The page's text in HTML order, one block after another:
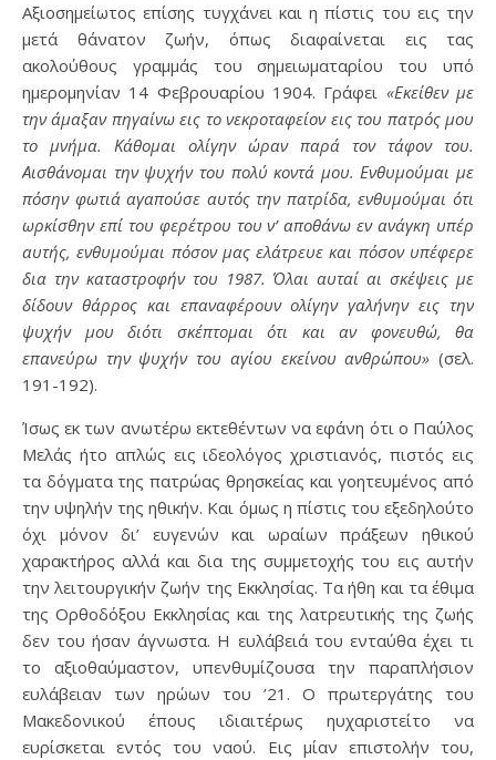
Αξιοσημείωτος επίσης τυγχάνει και η πίστις του εις την
μετά θάνατον ζωήν, όπως διαφαίνεται εις τας
ακολούθους γραμμάς του σημειωματαρίου του υπό
ημερομηνίαν 14 Φεβρουαρίου 1904. Γράφει «Εκείθεν με
την άμαξαν πηγαίνω εις το νεκροταφείον εις του πατρός μου
το μνήμα. Κάθομαι ολίγην ώραν παρά τον τάφον του.
Αισθάνομαι την ψυχήν του πολύ κοντά μου. Ενθυμούμαι με
πόσην φωτιά αγαπούσε αυτός την πατρίδα, ενθυμούμαι ότι
ωρκίσθην επί του φερέτρου του ν’ αποθάνω εν ανάγκη υπέρ
αυτής, ενθυμούμαι πόσον μας ελάτρευε και πόσον υπέφερε
δια την καταστροφήν του 1987. Όλαι αυταί αι σκέψεις με
δίδουν θάρρος και επαναφέρουν ολίγην γαλήνην εις την
ψυχήν μου διότι σκέπτομαι ότι και αν φονευθώ, θα
επανεύρω την ψυχήν του αγίου εκείνου ανθρώπου» (σελ.
191-192).
Ίσως εκ των ανωτέρω εκτεθέντων να εφάνη ότι ο Παύλος
Μελάς ήτο απλώς εις ιδεολόγος χριστιανός, πιστός εις
τα δόγματα της πατρώας θρησκείας και γοητευμένος από
την υψηλήν της ηθικήν. Και όμως η πίστις του εξεδηλούτο
όχι μόνον δι’ ευγενών και ωραίων πράξεων ηθικού
χαρακτήρος αλλά και δια της συμμετοχής του εις αυτήν
την λειτουργικήν ζωήν της Εκκλησίας. Τα ήθη και τα έθιμα
της Ορθοδόξου Εκκλησίας και της λατρευτικής της ζωής
δεν του ήσαν άγνωστα. Η ευλάβειά του ενταύθα έχει τι
το αξιοθαύμαστον, υπενθυμίζουσα την παραπλήσιον
ευλάβειαν των ηρώων του ’21. Ο πρωτεργάτης του
Μακεδονικού έπους ιδιαιτέρως ηυχαριστείτο να
ευρίσκεται εντός του ναού. Εις μίαν επιστολήν του,